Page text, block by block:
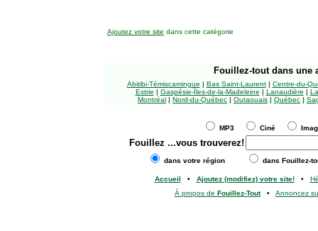
Ajoutez votre site dans cette catégorie
Fouillez-tout dans une
Abitibi-Témiscamingue | Bas Saint-Laurent| Centre-du-
Estrie | Gaspésie-Îles-de-la-Madeleine | Lanaudière |
Montréal | Nord-du-Québec | Outaouais | Québec |
MP3 Ciné
Fouillez ...vous trouverez!
dans votre région dans Fouillez-
Accueil • Ajoutez (modifiez) votre site!•
À propos de Fouillez-Tout• Annoncez